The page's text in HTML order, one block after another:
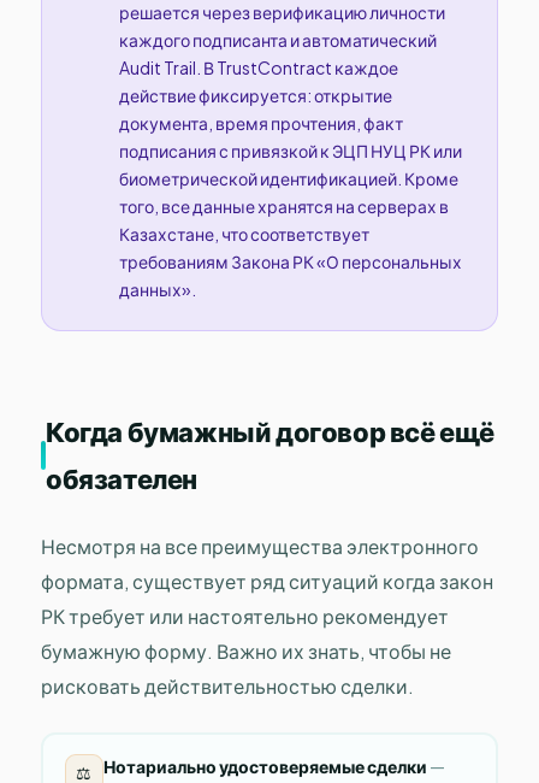
решается через верификацию личности
каждого подписанта и автоматический
Audit Trail. В TrustContract каждое
действие фиксируется: открытие
документа, время прочтения, факт
подписания с привязкой к ЭЦП НУЦ РК или
биометрической идентификацией. Кроме
того, все данные хранятся на серверах в
Казахстане, что соответствует
требованиям Закона РК «О персональных
данных».
Когда бумажный договор всё ещё
обязателен
Несмотря на все преимущества электронного
формата, существует ряд ситуаций когда закон
РК требует или настоятельно рекомендует
бумажную форму. Важно их знать, чтобы не
рисковать действительностью сделки.
⚖️ Нотариально удостоверяемые сделки —